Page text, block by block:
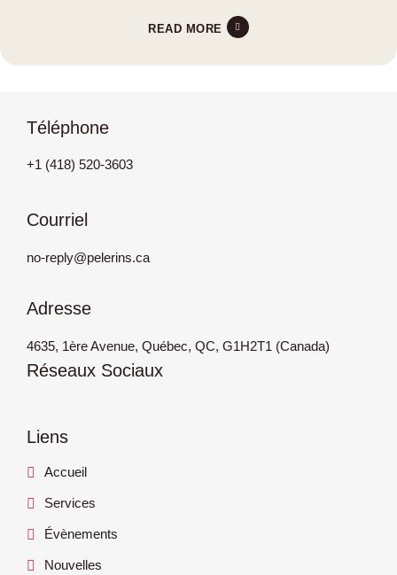
READ MORE
Téléphone
+1 (418) 520-3603
Courriel
no-reply@pelerins.ca
Adresse
4635, 1ère Avenue, Québec, QC, G1H2T1 (Canada)
Réseaux Sociaux
Liens
Accueil
Services
Évènements
Nouvelles